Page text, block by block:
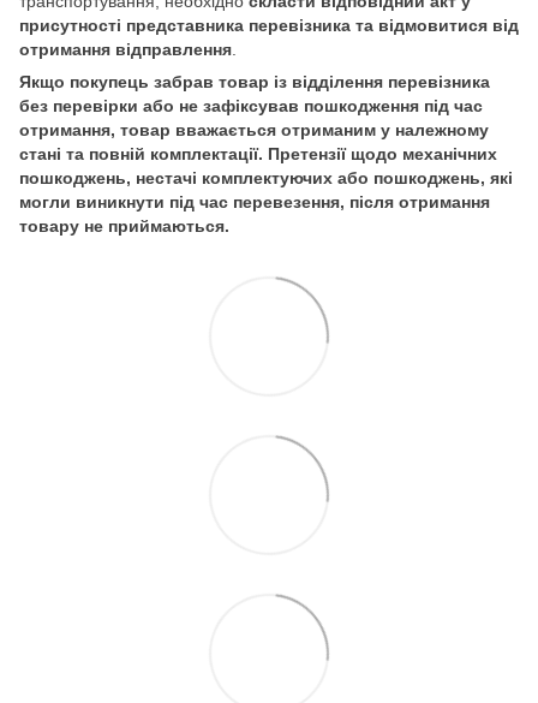
присутності представника перевізника та відмовитися від
отримання відправлення
Якщо покупець забрав товар із відділення перевізника
без перевірки або не зафіксував пошкодження під час
отримання, товар вважається отриманим у належному
стані та повній комплектації. Претензії щодо механічних
пошкоджень, нестачі комплектуючих або пошкоджень, які
могли виникнути під час перевезення, після отримання
товару не приймаються.